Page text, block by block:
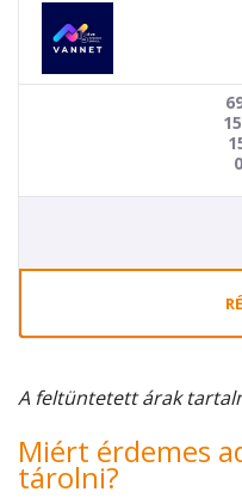
A feltüntetett árak
Miért érdemes
tárolni?